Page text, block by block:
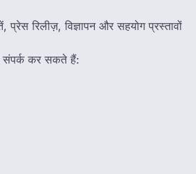
रिलीज़, विज्ञापन और सहयोग प्रस्तावों
संपर्क कर सकते हैं: